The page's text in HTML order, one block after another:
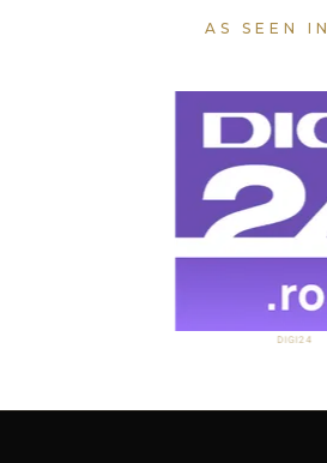
AS SEEN IN